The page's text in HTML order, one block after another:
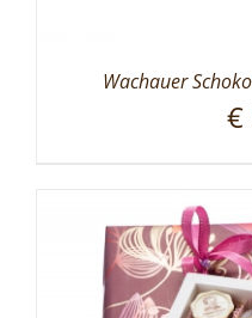
Wachauer
€